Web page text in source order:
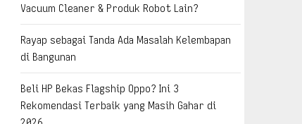
Vacuum Cleaner & Produk Robot Lain?
Rayap sebagai Tanda Ada Masalah Kelembapan
di Bangunan
Beli HP Bekas Flagship Oppo? Ini 3
Rekomendasi Terbaik yang Masih Gahar di